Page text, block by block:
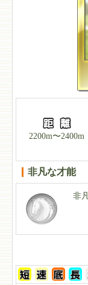
2200m〜2400m
非凡な才能
非